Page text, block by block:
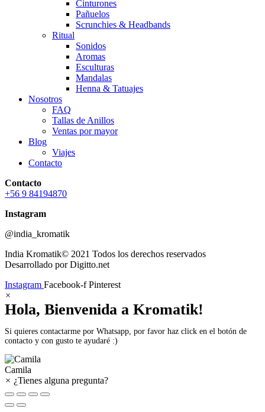
Cinturones
Pañuelos
Scrunchies & Headbands
Ritual
Sonidos
Aromas
Esculturas
Mandalas
Henna & Tatuajes
Nosotros
FAQ
Tallas de Anillos
Ventas por mayor
Blog
Viajes
Contacto
Contacto
+56 9 84194870
Instagram
@india_kromatik
India Kromatik© 2021 Todos los derechos reservados
Desarrollado por Digitto.net
Instagram Facebook-f Pinterest
×
Hola, Bienvenida a Kromatik!
Si quieres contactarme por Whatsapp, por favor haz click en el botón de
contacto y con gusto te ayudaré :)
Camila
× ¿Tienes alguna pregunta?